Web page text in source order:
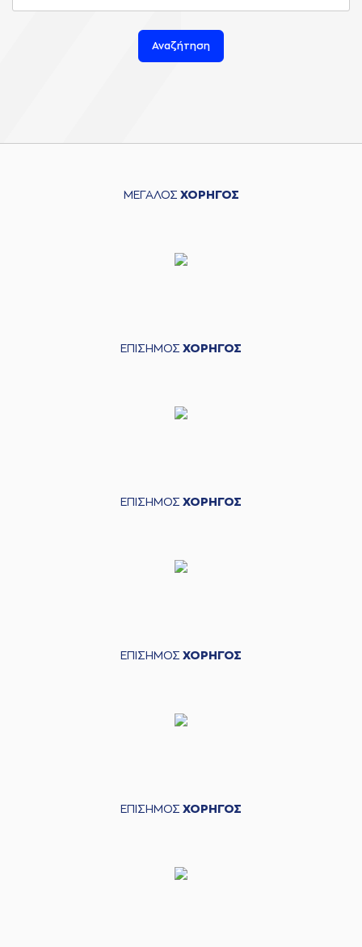
Αναζήτηση
ΜΕΓΑΛΟΣ ΧΟΡΗΓΟΣ
ΕΠΙΣΗΜΟΣ ΧΟΡΗΓΟΣ
ΕΠΙΣΗΜΟΣ ΧΟΡΗΓΟΣ
ΕΠΙΣΗΜΟΣ ΧΟΡΗΓΟΣ
ΕΠΙΣΗΜΟΣ ΧΟΡΗΓΟΣ